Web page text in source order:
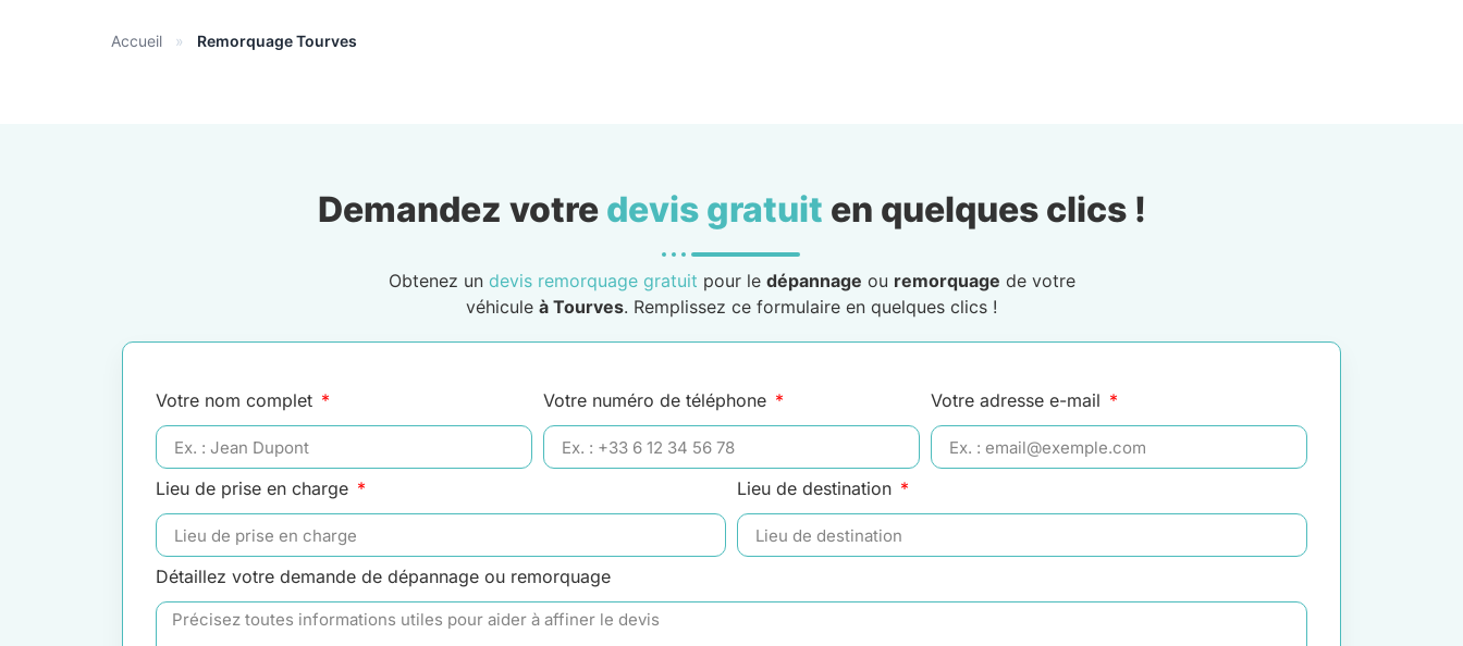
Accueil » Remorquage Tourves
Demandez votre devis gratuit en quelques clics !
Obtenez un devis remorquage gratuit pour le dépannage ou remorquage de votre
véhicule à Tourves. Remplissez ce formulaire en quelques clics !
Votre nom complet Votre numéro de téléphone Votre adresse e-mail
Lieu de prise en charge Lieu de destination
Détaillez votre demande de dépannage ou remorquage